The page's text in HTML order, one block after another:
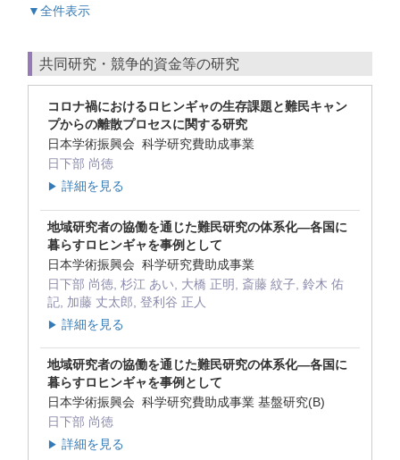
▼全件表示
共同研究・競争的資金等の研究
コロナ禍におけるロヒンギャの生存課題と難民キャン
プからの離散プロセスに関する研究
日本学術振興会 科学研究費助成事業
日下部 尚徳
▶ 詳細を見る
地域研究者の協働を通じた難民研究の体系化―各国に
暮らすロヒンギャを事例として
日本学術振興会 科学研究費助成事業
日下部 尚徳, 杉江 あい, 大橋 正明, 斎藤 紋子, 鈴木 佑
記, 加藤 丈太郎, 登利谷 正人
▶ 詳細を見る
地域研究者の協働を通じた難民研究の体系化―各国に
暮らすロヒンギャを事例として
日本学術振興会 科学研究費助成事業 基盤研究(B)
日下部 尚徳
▶ 詳細を見る